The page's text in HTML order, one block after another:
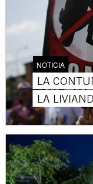
NOTICIA
LA
LA